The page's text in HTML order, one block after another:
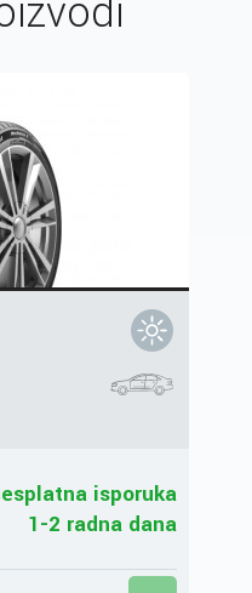
isporuka
1-2 radna dana